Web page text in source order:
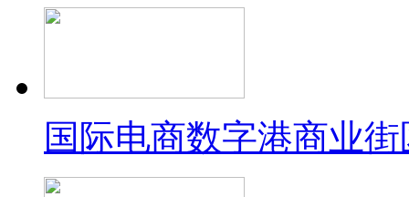
国际电商数字港商业